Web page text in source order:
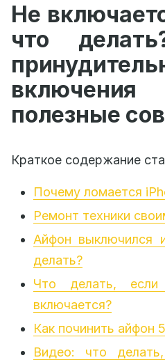
Не
что
включения
полезные
Краткое содержание
Почему ломается
Ремонт техники
Айфон выключился
делать?
Что делать,
включается?
Как починить айфон
Видео: что